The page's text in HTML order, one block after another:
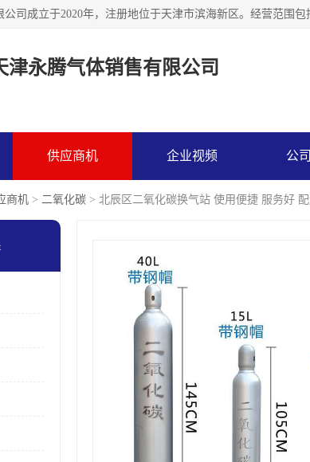
津永腾气体销售有限公司
供应商机 企业视频 公
商机 > 二氧化碳 > 北辰区二氧化碳换气站 使用便捷 服务好